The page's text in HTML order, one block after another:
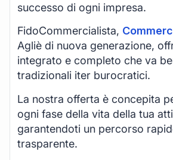
successo di ogni impresa.
FidoCommercialista,
Agliè di nuova generazione,
integrato e completo che va
tradizionali iter burocratici.
La nostra offerta è concepita
ogni fase della vita della tua
garantendoti un percorso
trasparente.